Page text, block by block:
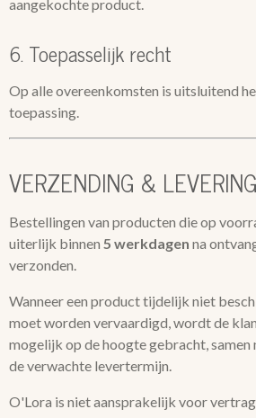
aangekochte product.
6. Toepasselijk recht
Op alle overeenkomsten is uitsluitend
toepassing.
VERZENDING & LEVERING
Bestellingen van producten die op
uiterlijk binnen 5 werkdagen na
verzonden.
Wanneer een product tijdelijk niet
moet worden vervaardigd, wordt de
mogelijk op de hoogte gebracht, samen
de verwachte levertermijn.
O'Lora is niet aansprakelijk voor